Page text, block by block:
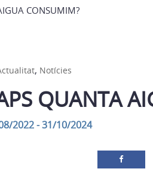
CONSUMIM?
, Notícies
QUANTA
2022 - 31/10/2024